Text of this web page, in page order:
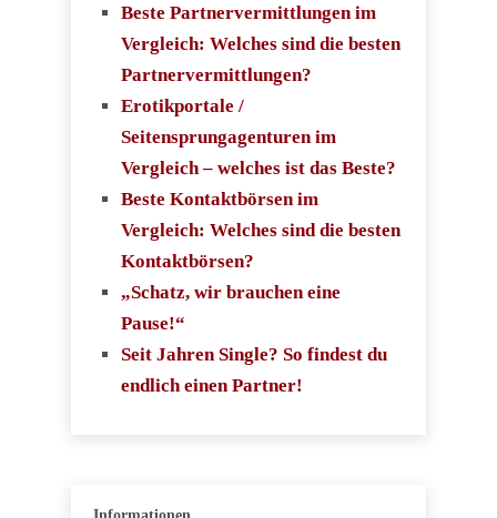
Beste Partnervermittlungen im
Vergleich: Welches sind die besten
Partnervermittlungen?
Erotikportale /
Seitensprungagenturen im
Vergleich – welches ist das Beste?
Beste Kontaktbörsen im
Vergleich: Welches sind die besten
Kontaktbörsen?
„Schatz, wir brauchen eine
Pause!“
Seit Jahren Single? So findest du
endlich einen Partner!